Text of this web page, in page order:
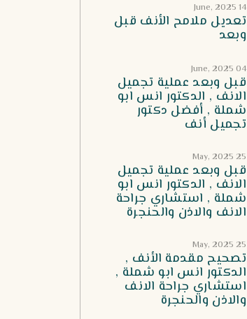
14 June, 2025
تعديل ملامح الأنف قبل
وبعد
04 June, 2025
قبل وبعد عملية تجميل
الانف , الدكتور انس ابو
شملة , أفضل دكتور
تجميل أنف
25 May, 2025
قبل وبعد عملية تجميل
الانف , الدكتور انس ابو
شملة , استشاري جراحة
الانف والاذن والحنجرة
25 May, 2025
تصحيح مقدمة الأنف ,
الدكتور انس ابو شملة ,
استشاري جراحة الانف
والاذن والحنجرة